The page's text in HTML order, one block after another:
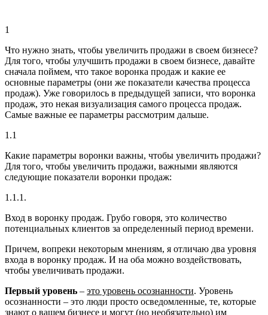
1
Что нужно знать, чтобы увеличить продажи в своем бизнесе?
Для того, чтобы улучшить продажи в своем бизнесе, давайте
сначала поймем, что такое воронка продаж и какие ее
основные параметры (они же показатели качества процесса
продаж). Уже говорилось в предыдущей записи, что воронка
продаж, это некая визуализация самого процесса продаж.
Самые важные ее параметры рассмотрим дальше.
1.1
Какие параметры воронки важны, чтобы увеличить продажи?
Для того, чтобы увеличить продажи, важными являются
следующие показатели воронки продаж:
1.1.1.
Вход в воронку продаж. Грубо говоря, это количество
потенциальных клиентов за определенный период времени.
Причем, вопреки некоторым мнениям, я отличаю два уровня
входа в воронку продаж. И на оба можно воздействовать,
чтобы увеличивать продажи.
Первый уровень – это уровень осознанности. Уровень
осознанности – это люди просто осведомленные, те, которые
знают о вашем бизнесе и могут (но необязательно) им